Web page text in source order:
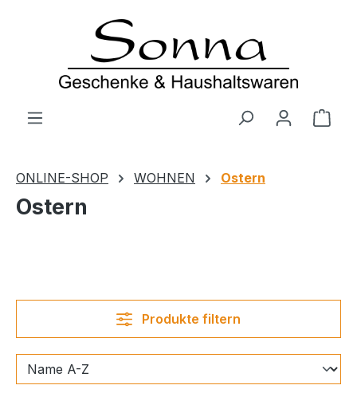
Zum Hauptinhalt springen
ONLINE-SHOP WOHNEN Ostern
Ostern
Produkte filtern